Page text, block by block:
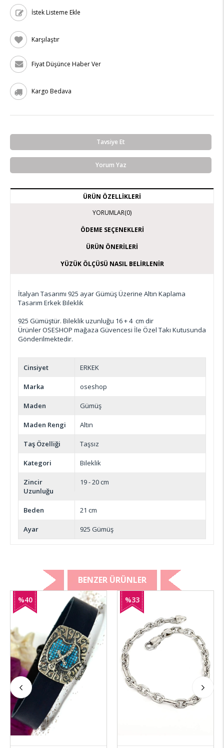
İstek Listeme Ekle
Karşılaştır
Fiyat Düşünce Haber Ver
Kargo Bedava
Tavsiye Et
Yorum Yaz
ÜRÜN ÖZELLIKLERI
YORUMLAR(0)
ÖDEME SEÇENEKLERI
ÜRÜN ÖNERILERI
YÜZÜK ÖLÇÜSÜ NASIL BELIRLENIR
İtalyan Tasarımı 925 ayar Gümüş Üzerine Altın Kaplama
Tasarım Erkek Bileklik
925 Gümüştür. Bileklik uzunluğu 16 + 4 cm dir
Ürünler OSESHOP mağaza Güvencesi İle Özel Takı Kutusunda
Gönderilmektedir.
Cinsiyet ERKEK
Marka oseshop
Maden Gümüş
Maden Rengi Altın
Taş Özelliği Taşsız
Kategori Bileklik
Zincir
Uzunluğu
19 - 20 cm
Beden 21 cm
Ayar 925 Gümüş
BENZER ÜRÜNLER
%40
%33